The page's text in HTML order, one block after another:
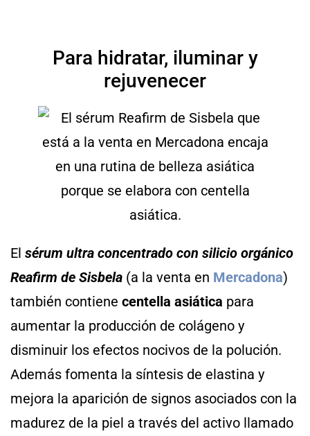
Para hidratar, iluminar y
rejuvenecer
El sérum ultra concentrado con silicio orgánico
Reafirm de Sisbela (a la venta en Mercadona)
también contiene centella asiática para
aumentar la producción de colágeno y
disminuir los efectos nocivos de la polución.
Además fomenta la síntesis de elastina y
mejora la aparición de signos asociados con la
madurez de la piel a través del activo llamado